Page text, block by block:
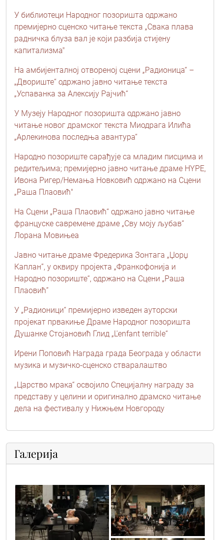
У библиотеци Народног позоришта одржано
премијерно сценско читање текста „Свака плава
радничка блуза вал је који разбија стијену
капитализма"
На амбијенталној отвореној сцени „Радионица“ –
„Двориште“ одржано јавно читање текста
„Успаванка за Алексију Рајчић“
У Музеју Народног позоришта одржано јавно
читање новог драмског текста Миодрага Илића
„Aрлекинова последња авантура“
Народно позориште сарађује са младим писцима и
редитељима; премијерно јавно читање драме HYPE,
Ивона Ригер/Немања Новковић одржано на Сцени
„Раша Плаовић"
На Сцени „Раша Плаовић“ одржано јавно читање
француске савремене драме „Сву моју љубав“
Лорана Мовињеа
Јавно читање драме Фредерика Зонтага „Џорџ
Каплан”, у оквиру пројекта „Франкофонија и
Народно позориште“, одржано на Сцени „Раша
Плаовић”
У „Радионици“ премијерно изведен ауторски
пројекат првакиње Драме Народног позоришта
Душанке Стојановић Глид „L'enfant terrible“
Ирени Поповић Награда града Београда у области
музика и музичко-сценско стваралаштво
„Царство мрака“ освојило Специјалну награду за
представу у целини и оригинално драмско читање
дела на фестивалу у Нижњем Новгороду
Галерија
dsc7623
dsc7625